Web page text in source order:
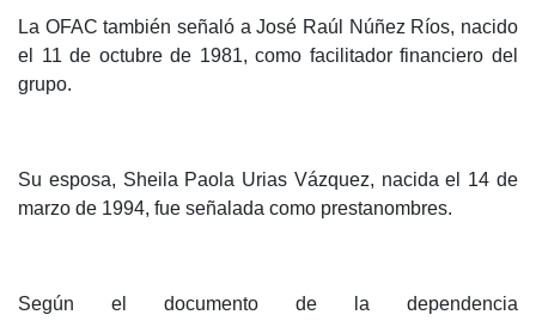
La OFAC también señaló a José Raúl Núñez Ríos, nacido
el 11 de octubre de 1981, como facilitador financiero del
grupo.
Su esposa, Sheila Paola Urias Vázquez, nacida el 14 de
marzo de 1994, fue señalada como prestanombres.
Según el documento de la dependencia